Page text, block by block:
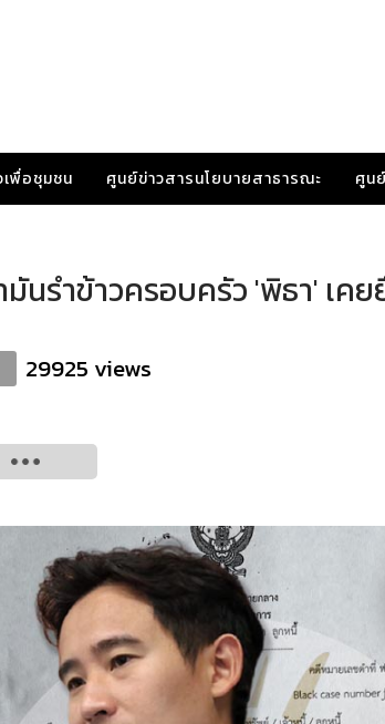
พื่อชุมชน ศูนย์ข่าวสารนโยบายสาธารณะ ศูน
นรำข้าวครอบครัว 'พิธา' เค
29925 views